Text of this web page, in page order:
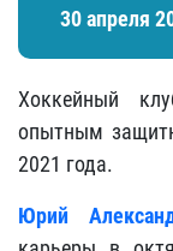
30 апреля
Хоккейный
опытным
2021 года.
Юрий